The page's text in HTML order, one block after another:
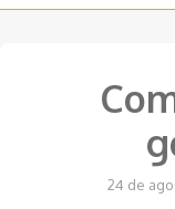
24 de